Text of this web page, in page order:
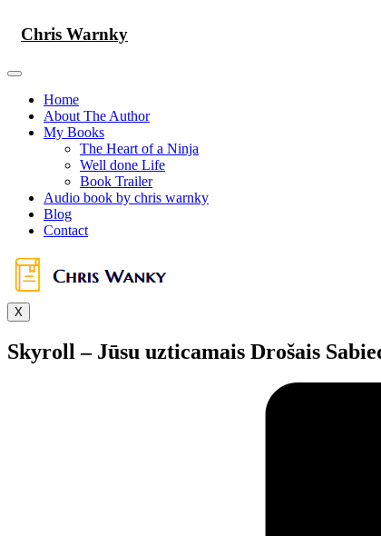
content
Chris Warnky
Home
About The Author
My Books
The Heart of a Ninja
Well done Life
Book Trailer
Audio book by chris warnky
Blog
Contact
X
Skyroll – Jūsu uzticamais Drošais